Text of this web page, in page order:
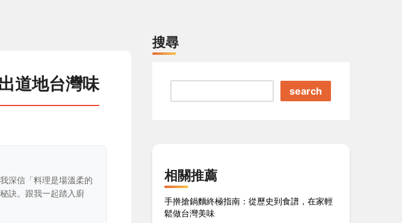
道地台灣味
深信「料理是場溫柔的
訣。跟我一起踏入廚
搜尋
search
相關推薦
手擀搶鍋麵終極指南：從歷史到食譜，在家輕
鬆做台灣美味